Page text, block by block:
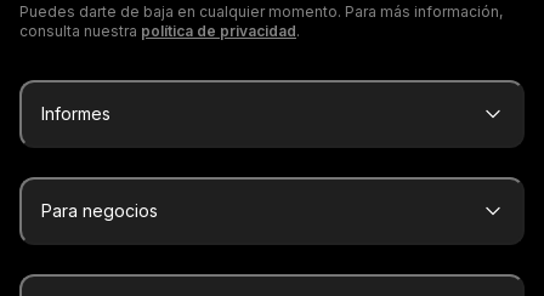
Puedes darte de baja en cualquier momento. Para más información,
consulta nuestra política de privacidad.
Informes
Para negocios